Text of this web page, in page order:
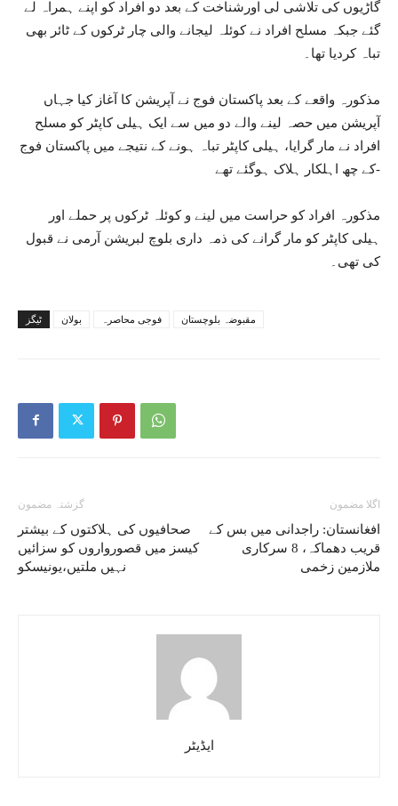
گاڑیوں کی تلاشی لی اورشناخت کے بعد دو افراد کو اپنے ہمراہ لے
گئے جبکہ مسلح افراد نے کوئلہ لیجانے والی چار ٹرکوں کے ٹائر بھی
تباہ کردیا تھا۔
مذکورہ واقعے کے بعد پاکستان فوج نے آپریشن کا آغاز کیا جہاں
آپریشن میں حصہ لینے والے دو میں سے ایک ہیلی کاپٹر کو مسلح
افراد نے مار گرایا، ہیلی کاپٹر تباہ ہونے کے نتیجے میں پاکستان فوج
کے چھ اہلکار ہلاک ہوگئے تھے-
مذکورہ افراد کو حراست میں لینے و کوئلہ ٹرکوں پر حملے اور
ہیلی کاپٹر کو مار گرانے کی ذمہ داری بلوچ لبریشن آرمی نے قبول
کی تھی۔
ٹیگز بولان فوجی محاصرہ مقبوضہ بلوچستان
گزشتہ مضمون
صحافیوں کی ہلاکتوں کے بیشتر
کیسز میں قصورواروں کو سزائیں
نہیں ملتیں،یونیسکو
اگلا مضمون
افغانستان: راجدانی میں بس کے
قریب دھماکہ، 8 سرکاری
ملازمین زخمی
ایڈیٹر